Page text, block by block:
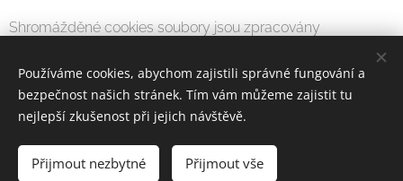
Shromážděné cookies soubory jsou zpracovány
služby Google Analytics, provozované společností
Google Inc., sídlem 1600 Amphitheatre Parkway,
soubory jsou následně společností Google Inc. v
souladu se Zásadami ochrany soukromí,
Používáme cookies, abychom zajistili správné fungování a
bezpečnost našich stránek. Tím vám můžeme zajistit tu
nejlepší zkušenost při jejich návštěvě.
Přijmout nezbytné Přijmout vše